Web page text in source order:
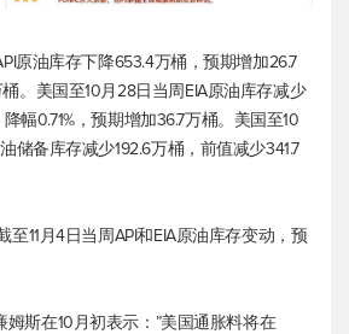
原油库存下降653.4万桶，预期增加26.7
。美国至10月28日当周EIA原油库存减少
幅0.71%，预期增加36.7万桶。美国至10
储备库存减少192.6万桶，前值减少341.7
至11月4日当周API和EIA原油库存变动，预
斯在10月初表示：”美国通胀料将在